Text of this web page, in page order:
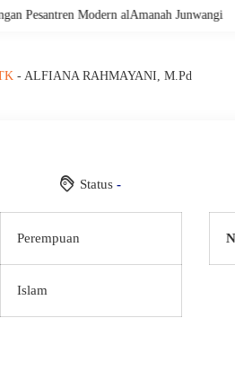
Pesantren Modern alAmanah Junwangi
- ALFIANA RAHMAYANI, M.Pd
Status -
Perempuan
Islam